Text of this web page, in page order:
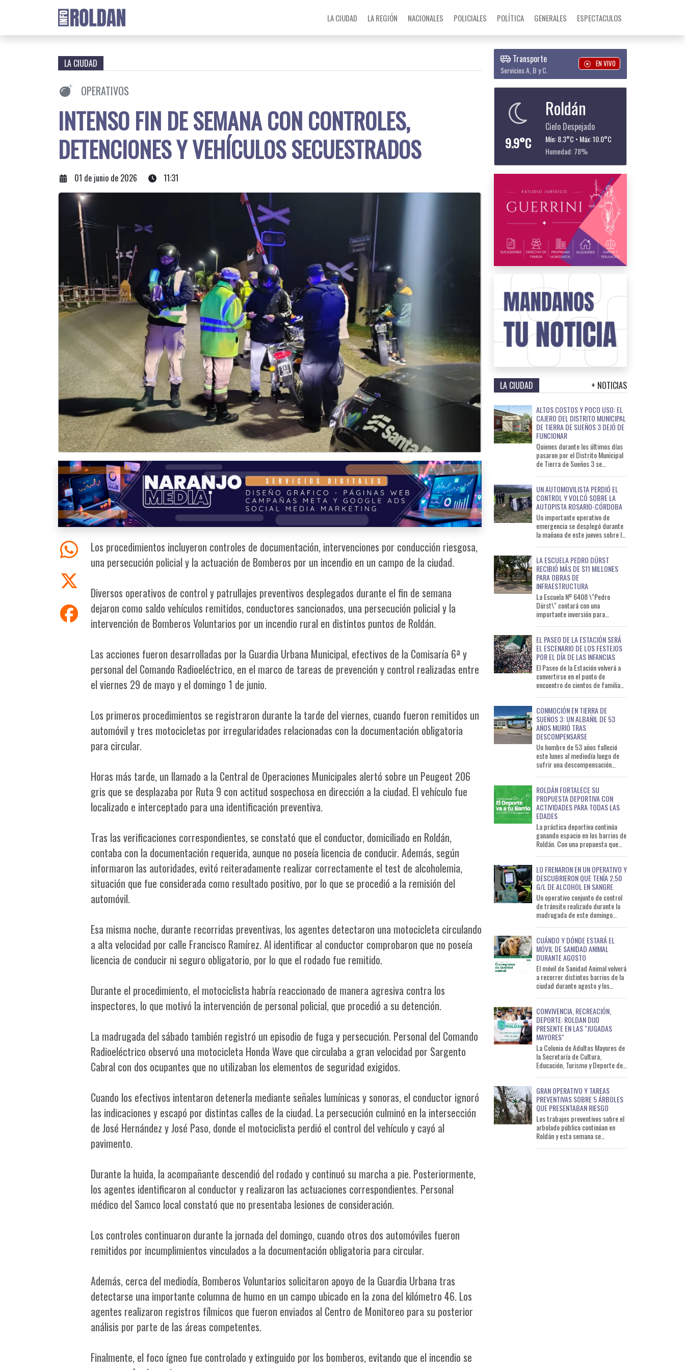
LA CIUDAD LA REGIÓN NACIONALES POLICIALES POLÍTICA GENERALES ESPECTACULOS
LA CIUDAD
OPERATIVOS
INTENSO FIN DE SEMANA CON CONTROLES,
DETENCIONES Y VEHÍCULOS SECUESTRADOS
01 de junio de 2026 11:31
Los procedimientos incluyeron controles de documentación, intervenciones por conducción riesgosa,
una persecución policial y la actuación de Bomberos por un incendio en un campo de la ciudad.
Diversos operativos de control y patrullajes preventivos desplegados durante el fin de semana
dejaron como saldo vehículos remitidos, conductores sancionados, una persecución policial y la
intervención de Bomberos Voluntarios por un incendio rural en distintos puntos de Roldán.
Las acciones fueron desarrolladas por la Guardia Urbana Municipal, efectivos de la Comisaría 6ª y
personal del Comando Radioeléctrico, en el marco de tareas de prevención y control realizadas entre
el viernes 29 de mayo y el domingo 1 de junio.
Los primeros procedimientos se registraron durante la tarde del viernes, cuando fueron remitidos un
automóvil y tres motocicletas por irregularidades relacionadas con la documentación obligatoria
para circular.
Horas más tarde, un llamado a la Central de Operaciones Municipales alertó sobre un Peugeot 206
gris que se desplazaba por Ruta 9 con actitud sospechosa en dirección a la ciudad. El vehículo fue
localizado e interceptado para una identificación preventiva.
Tras las verificaciones correspondientes, se constató que el conductor, domiciliado en Roldán,
contaba con la documentación requerida, aunque no poseía licencia de conducir. Además, según
informaron las autoridades, evitó reiteradamente realizar correctamente el test de alcoholemia,
situación que fue considerada como resultado positivo, por lo que se procedió a la remisión del
automóvil.
Esa misma noche, durante recorridas preventivas, los agentes detectaron una motocicleta circulando
a alta velocidad por calle Francisco Ramírez. Al identificar al conductor comprobaron que no poseía
licencia de conducir ni seguro obligatorio, por lo que el rodado fue remitido.
Durante el procedimiento, el motociclista habría reaccionado de manera agresiva contra los
inspectores, lo que motivó la intervención de personal policial, que procedió a su detención.
La madrugada del sábado también registró un episodio de fuga y persecución. Personal del Comando
Radioeléctrico observó una motocicleta Honda Wave que circulaba a gran velocidad por Sargento
Cabral con dos ocupantes que no utilizaban los elementos de seguridad exigidos.
Cuando los efectivos intentaron detenerla mediante señales lumínicas y sonoras, el conductor ignoró
las indicaciones y escapó por distintas calles de la ciudad. La persecución culminó en la intersección
de José Hernández y José Paso, donde el motociclista perdió el control del vehículo y cayó al
pavimento.
Durante la huida, la acompañante descendió del rodado y continuó su marcha a pie. Posteriormente,
los agentes identificaron al conductor y realizaron las actuaciones correspondientes. Personal
médico del Samco local constató que no presentaba lesiones de consideración.
Los controles continuaron durante la jornada del domingo, cuando otros dos automóviles fueron
remitidos por incumplimientos vinculados a la documentación obligatoria para circular.
Además, cerca del mediodía, Bomberos Voluntarios solicitaron apoyo de la Guardia Urbana tras
detectarse una importante columna de humo en un campo ubicado en la zona del kilómetro 46. Los
agentes realizaron registros fílmicos que fueron enviados al Centro de Monitoreo para su posterior
análisis por parte de las áreas competentes.
Finalmente, el foco ígneo fue controlado y extinguido por los bomberos, evitando que el incendio se
Transporte
Servicios A, B y C.
EN VIVO
9.9°C
Roldán
Cielo Despejado
Mín: 8.3°C • Máx: 10.0°C
Humedad: 78%
LA CIUDAD + NOTICIAS
ALTOS COSTOS Y POCO USO: EL
CAJERO DEL DISTRITO MUNICIPAL
DE TIERRA DE SUEÑOS 3 DEJÓ DE
FUNCIONAR
Quienes durante los últimos días
pasaron por el Distrito Municipal
de Tierra de Sueños 3 se
UN AUTOMOVILISTA PERDIÓ EL
CONTROL Y VOLCÓ SOBRE LA
AUTOPISTA ROSARIO-CÓRDOBA
Un importante operativo de
emergencia se desplegó durante
la mañana de este jueves sobre la
LA ESCUELA PEDRO DÜRST
RECIBIÓ MÁS DE $11 MILLONES
PARA OBRAS DE
INFRAESTRUCTURA
La Escuela Nº 6408 \"Pedro
Dürst\" contará con una
importante inversión para
s
EL PASEO DE LA ESTACIÓN SERÁ
EL ESCENARIO DE LOS FESTEJOS
POR EL DÍA DE LAS INFANCIAS
El Paseo de la Estación volverá a
convertirse en el punto de
encuentro de cientos de familias
CONMOCIÓN EN TIERRA DE
SUEÑOS 3: UN ALBAÑIL DE 53
AÑOS MURIÓ TRAS
DESCOMPENSARSE
Un hombre de 53 años falleció
este lunes al mediodía luego de
sufrir una descompensación
ROLDÁN FORTALECE SU
PROPUESTA DEPORTIVA CON
ACTIVIDADES PARA TODAS LAS
EDADES
La práctica deportiva continúa
ganando espacio en los barrios de
Roldán. Con una propuesta que
LO FRENARON EN UN OPERATIVO Y
DESCUBRIERON QUE TENÍA 2,50
G/L DE ALCOHOL EN SANGRE
Un operativo conjunto de control
de tránsito realizado durante la
madrugada de este domingo
CUÁNDO Y DÓNDE ESTARÁ EL
MÓVIL DE SANIDAD ANIMAL
DURANTE AGOSTO
El móvil de Sanidad Animal volverá
a recorrer distintos barrios de la
ciudad durante agosto y los
CONVIVENCIA, RECREACIÓN,
DEPORTE: ROLDAN DIJO
PRESENTE EN LAS "JUGADAS
MAYORES"
La Colonia de Adultos Mayores de
la Secretaría de Cultura,
Educación, Turismo y Deporte de
GRAN OPERATIVO Y TAREAS
PREVENTIVAS SOBRE 5 ÁRBOLES
QUE PRESENTABAN RIESGO
Los trabajos preventivos sobre el
arbolado público continúan en
Roldán y esta semana se